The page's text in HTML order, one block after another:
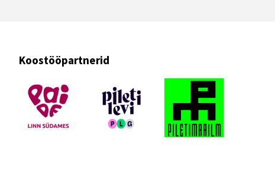
Koostööpartnerid